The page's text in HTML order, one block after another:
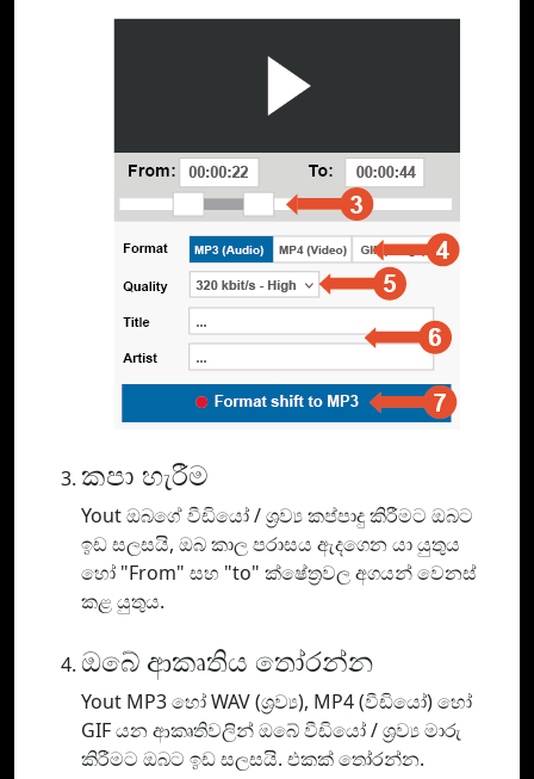
කපා හැරීම
Yout ඔබගේ වීඩියෝ / ශ්‍රව්‍ය කප්පාදු කිරීමට ඔබට
ඉඩ සලසයි, ඔබ කාල පරාසය ඇදගෙන යා යුතුය
හෝ "From" සහ "to" ක්ෂේත්‍රවල අගයන් වෙනස්
කළ යුතුය.
ඔබේ ආකෘතිය තෝරන්න
Yout MP3 හෝ WAV (ශ්‍රව්‍ය), MP4 (වීඩියෝ) හෝ
GIF යන ආකෘතිවලින් ඔබේ වීඩියෝ / ශ්‍රව්‍ය මාරු
කිරීමට ඔබට ඉඩ සලසයි. එකක් තෝරන්න.